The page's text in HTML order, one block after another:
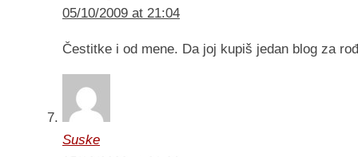
05/10/2009 at 21:04
Čestitke i od mene. Da joj kupiš jedan blog za
Suske